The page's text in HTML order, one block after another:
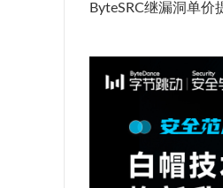
ByteSRC继漏洞单